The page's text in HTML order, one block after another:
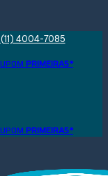
4004-7085
PRIMEIRA5*
PRIMEIRA5*